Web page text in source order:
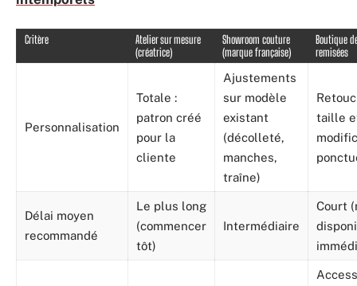
Critère
Atelier sur mesure
(créatrice)
Showroom couture
(marque française)
Boutique
remisées
Personnalisation
Totale :
patron créé
pour la
cliente
Ajustements
sur modèle
existant
(décolleté,
manches,
traîne)
taille
Délai moyen
recommandé
Le plus long
(commencer
tôt)
Intermédiaire
Court